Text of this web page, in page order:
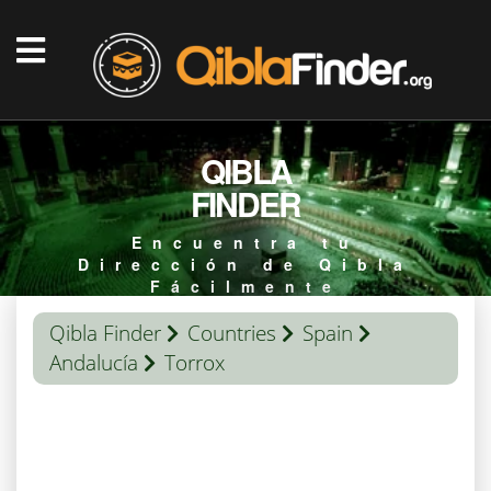
QIBLA
FINDER
Encuentra tu
Dirección de Qibla
Fácilmente
Qibla Finder Countries
Spain
Andalucía
Torrox